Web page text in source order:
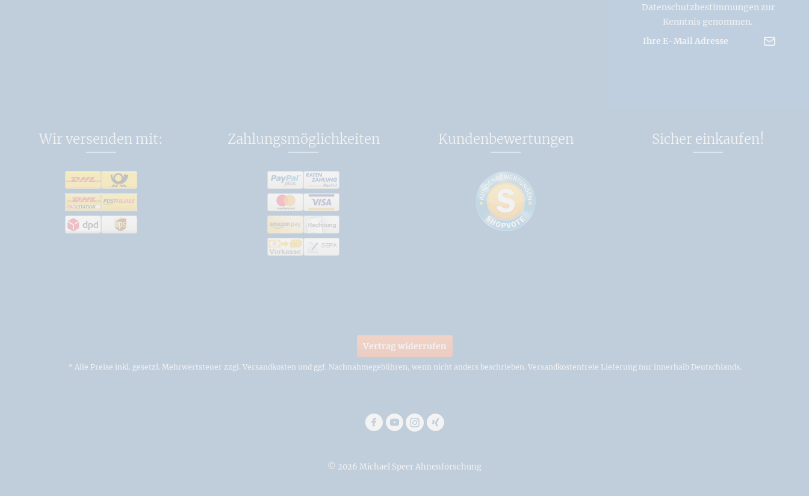
Datenschutzbestimmungenzur
Kenntnis genommen.
Wir versenden mit: Zahlungsmöglichkeiten Kundenbewertungen Sicher einkaufen!
Vertrag widerrufen
* Alle Preise inkl. gesetzl. Mehrwertsteuer zzgl. Versandkosten und ggf. Nachnahmegebühren, wenn nicht anders beschrieben. Versandkostenfreie Lieferung nur innerhalb Deutschlands.
© 2026 Michael Speer Ahnenforschung